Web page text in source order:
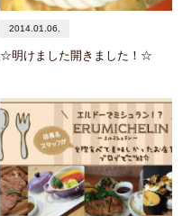
2014.01.06.
☆明けました開きました！☆